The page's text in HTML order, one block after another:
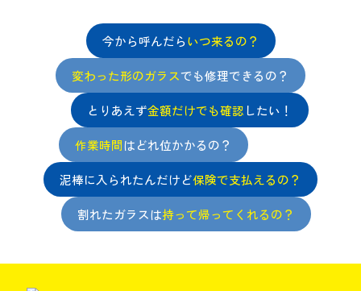
今から呼んだらいつ来るの？
変わった形のガラスでも修理できるの？
とりあえず金額だけでも確認したい！
作業時間はどれ位かかるの？
泥棒に入られたんだけど保険で支払えるの？
割れたガラスは持って帰ってくれるの？